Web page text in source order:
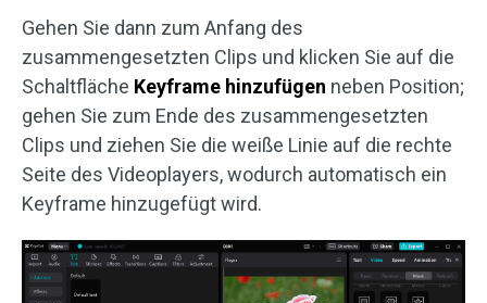
Gehen Sie dann zum Anfang des
zusammengesetzten Clips und klicken Sie auf die
Schaltfläche Keyframe hinzufügen neben Position;
gehen Sie zum Ende des zusammengesetzten
Clips und ziehen Sie die weiße Linie auf die rechte
Seite des Videoplayers, wodurch automatisch ein
Keyframe hinzugefügt wird.